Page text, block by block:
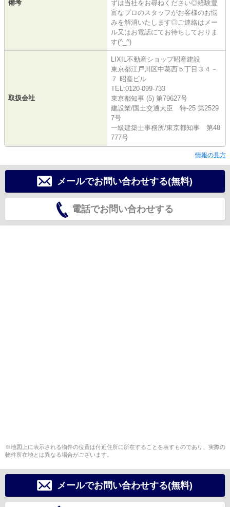
備考
ずは当社をお尋ねください◎経験豊
富なプロのスタッフがお客様のお悩
みを解消いたします◎ご連絡はメー
ル又はお電話にてお待ちしておりま
す(^_^)
取扱会社
LIXIL不動産ショップ昭産建設
東京都江戸川区中葛西５丁目３４－
７ 昭産ビル
TEL:0120-099-733
東京都知事 (5) 第79627号
建設業/国土交通大臣 特-25 第2529
7号
一級建築士事務所/東京都知事 第48
777号
情報の見方
メールでお問い合わせする(無料)
電話でお問い合わせする
※地図上に表示される物件の位置は付近住所に所在することを表すものであり、実際の
物件所在地とは異なる場合がございます。
メールでお問い合わせする(無料)